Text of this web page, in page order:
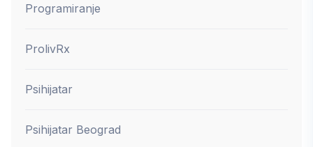
Programiranje
ProlivRx
Psihijatar
Psihijatar Beograd